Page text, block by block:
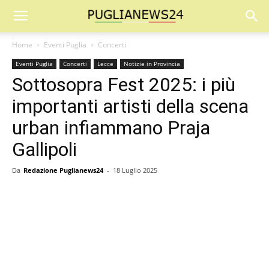
Home Eventi Puglia Concerti
Eventi Puglia Concerti Lecce Notizie in Provincia
Sottosopra Fest 2025: i più
importanti artisti della scena
urban infiammano Praja
Gallipoli
Da Redazione Puglianews24 - 18 Luglio 2025